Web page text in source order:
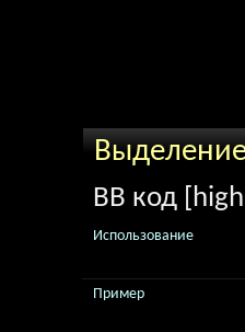
BB код
Использование
Пример